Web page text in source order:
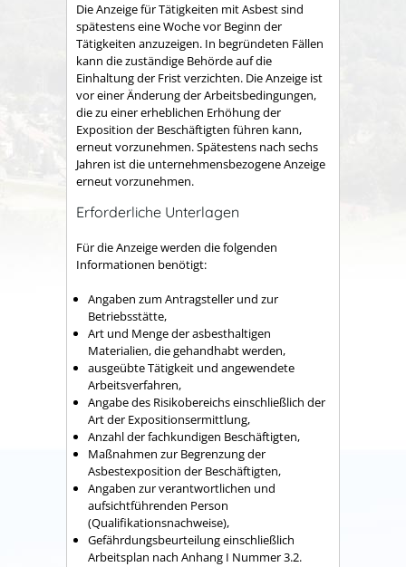
Die Anzeige für Tätigkeiten mit Asbest sind
spätestens eine Woche vor Beginn der
Tätigkeiten anzuzeigen. In begründeten Fällen
kann die zuständige Behörde auf die
Einhaltung der Frist verzichten. Die Anzeige ist
vor einer Änderung der Arbeitsbedingungen,
die zu einer erheblichen Erhöhung der
Exposition der Beschäftigten führen kann,
erneut vorzunehmen. Spätestens nach sechs
Jahren ist die unternehmensbezogene Anzeige
erneut vorzunehmen.
Erforderliche Unterlagen
Für die Anzeige werden die folgenden
Informationen benötigt:
Angaben zum Antragsteller und zur
Betriebsstätte,
Art und Menge der asbesthaltigen
Materialien, die gehandhabt werden,
ausgeübte Tätigkeit und angewendete
Arbeitsverfahren,
Angabe des Risikobereichs einschließlich der
Art der Expositionsermittlung,
Anzahl der fachkundigen Beschäftigten,
Maßnahmen zur Begrenzung der
Asbestexposition der Beschäftigten,
Angaben zur verantwortlichen und
aufsichtführenden Person
(Qualifikationsnachweise),
Gefährdungsbeurteilung einschließlich
Arbeitsplan nach Anhang I Nummer 3.2.